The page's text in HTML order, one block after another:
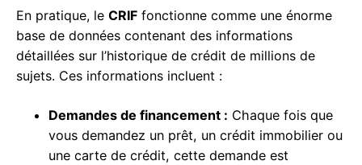
En pratique, le CRIF fonctionne comme une énorme
base de données contenant des informations
détaillées sur l’historique de crédit de millions de
sujets. Ces informations incluent :
Demandes de financement : Chaque fois que
vous demandez un prêt, un crédit immobilier ou
une carte de crédit, cette demande est